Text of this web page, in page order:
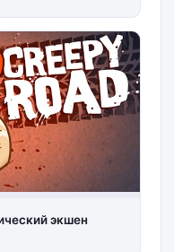
экшен